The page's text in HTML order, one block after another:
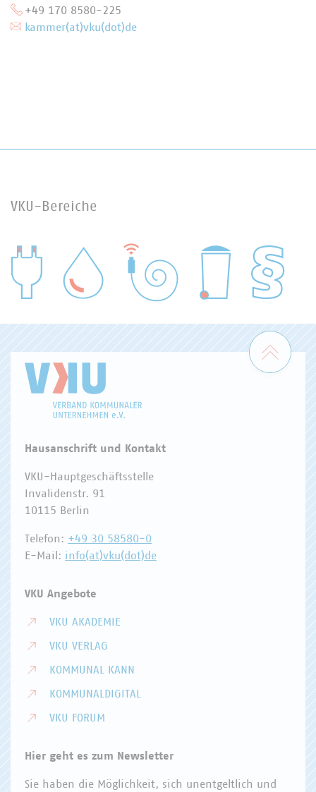
+49 170 8580-225
kammer(at)vku(dot)de
VKU-Bereiche
WASSER/ABWASSER
Zum
Hausanschrift und Kontakt
VKU-Hauptgeschäftsstelle
Invalidenstr. 91
10115 Berlin
Telefon: +49 30 58580-0
E-Mail: info(at)vku(dot)de
VKU Angebote
VKU AKADEMIE
VKU VERLAG
KOMMUNAL KANN
KOMMUNALDIGITAL
VKU FORUM
Hier geht es zum Newsletter
Sie haben die Möglichkeit, sich unentgeltlich und